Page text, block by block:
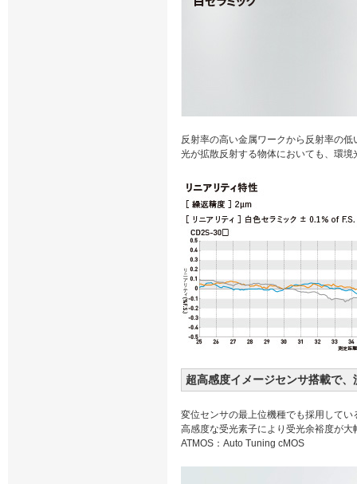
反射率の高い金属ワークから反射率の
光が拡散反射する物体においても、環
超高感度イメージセンサ搭載で
変位センサの最上位機種でも採用して
高感度な受光素子により受光余裕度が
ATMOS：Auto Tuning cMOS